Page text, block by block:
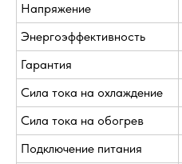
Напряжение
Энергоэффективность
Гарантия
Сила тока на охлаждение
Сила тока на обогрев
Подключение питания